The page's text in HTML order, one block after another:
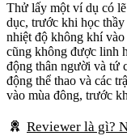
Thử lấy một ví dụ có
dục, trước khi học
nhiệt độ không khí
cũng không được linh
động thân người và tứ
động thể thao và các
vào mùa đông, trước
Reviewer là gì?